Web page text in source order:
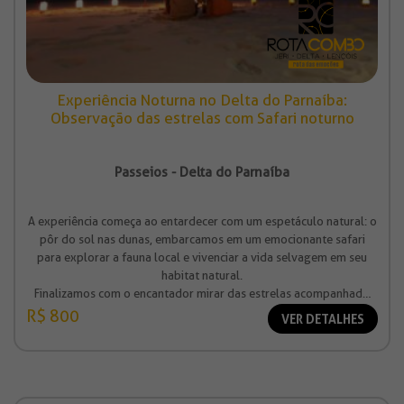
Experiência Noturna no Delta do Parnaíba:
Observação das estrelas com Safari noturno
Passeios - Delta do Parnaíba
A experiência começa ao entardecer com um espetáculo natural: o
pôr do sol nas dunas, embarcamos em um emocionante safari
para explorar a fauna local e vivenciar a vida selvagem em seu
habitat natural.
Finalizamos com o encantador mirar das estrelas acompanhado
por uma seleção de aperitivos harmonizados com vinho.
Valor à partir de R$ 800,00 (por pessoa)
R$ 800 VER DETALHES